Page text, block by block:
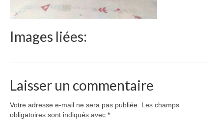
Nous contacter
Images liées:
Laisser un commentaire
Votre adresse e-mail ne sera pas publiée.
Les champs
obligatoires sont indiqués avec *